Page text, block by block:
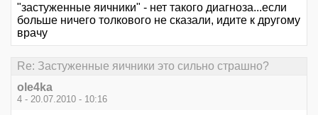
"застуженные яичники" - нет такого диагноза...если
больше ничего толкового не сказали, идите к другому
врачу
Re: Застуженные яичники это сильно страшно?
ole4ka
4 - 20.07.2010 - 10:16